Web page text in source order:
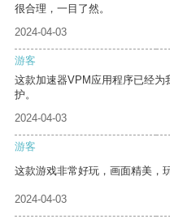
很合理，一目了然。
2024-04-03
游客
这款加速器VPM应用程序已经
护。
2024-04-03
游客
这款游戏非常好玩，画面精美，
2024-04-03